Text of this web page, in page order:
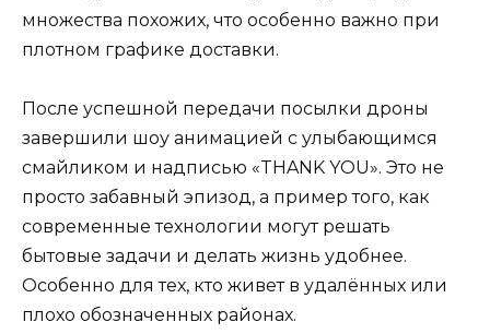
множества похожих, что особенно важно при
плотном графике доставки.
После успешной передачи посылки дроны
завершили шоу анимацией с улыбающимся
смайликом и надписью «THANK YOU». Это не
просто забавный эпизод, а пример того, как
современные технологии могут решать
бытовые задачи и делать жизнь удобнее.
Особенно для тех, кто живет в удалённых или
плохо обозначенных районах.